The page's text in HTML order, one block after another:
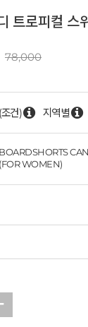
트로피컬 스
78,000
(조건) 지역별
BOARDSHORTS
(FOR WOMEN)